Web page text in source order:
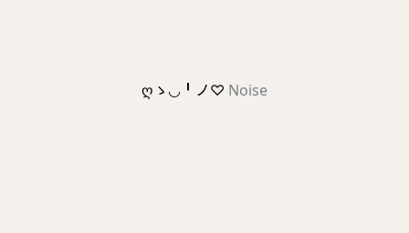
ღゝ◡╹ノ♡ Noise